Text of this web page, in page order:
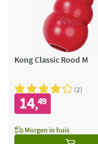
Kong Classic Rood M
2
14,49
Morgen in huis